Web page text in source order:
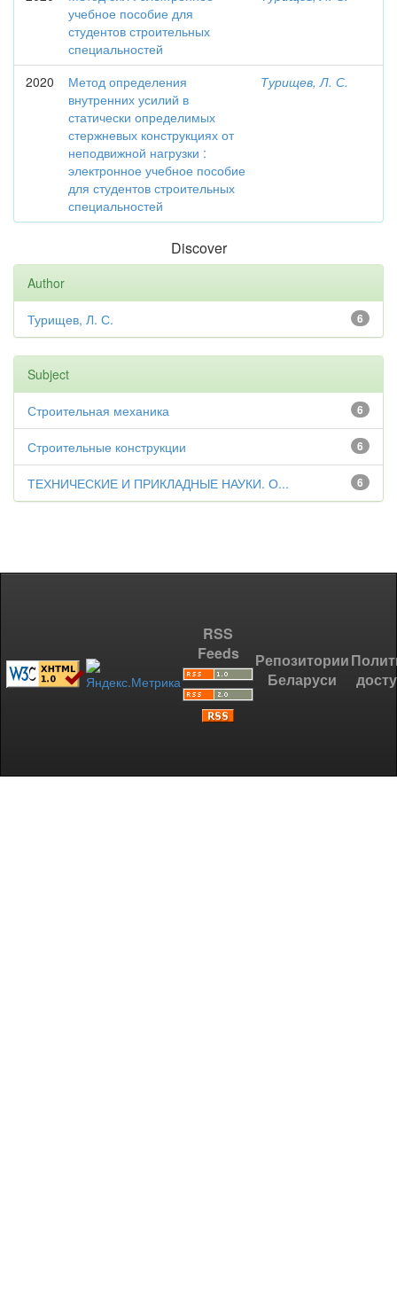
учебное пособие для
студентов строительных
специальностей
2020
Метод определения
внутренних усилий в
статически определимых
стержневых конструкциях от
неподвижной нагрузки :
электронное учебное пособие
для студентов строительных
специальностей
Турищев, Л. С.
Discover
Author
6
Турищев, Л. С.
Subject
6
Строительная механика
6
Строительные конструкции
6
ТЕХНИЧЕСКИЕ И ПРИКЛАДНЫЕ НАУКИ. О...
RSS
Feeds
Репозитории
Беларуси